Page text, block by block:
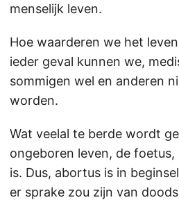
menselijk leven.
Hoe waarderen we het
ieder geval kunnen we,
sommigen wel en anderen
worden.
Wat veelal te berde wordt
ongeboren leven, de
is. Dus, abortus is in
er sprake zou zijn van